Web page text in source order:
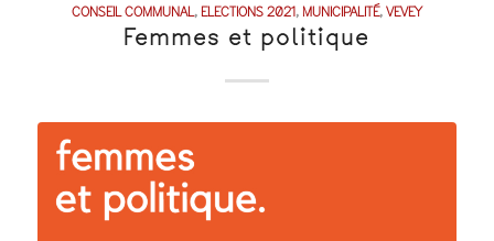
CONSEIL COMMUNAL,ELECTIONS 2021, MUNICIPALITÉ,VEVEY
Femmes et politique